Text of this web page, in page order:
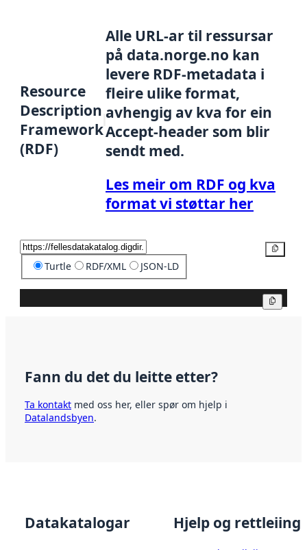
Resource
Description
Framework
(RDF)
Alle URL-ar til ressursar
på data.norge.no kan
levere RDF-metadata i
fleire ulike format,
avhengig av kva for ein
Accept-header som blir
sendt med.
Les meir om RDF og kva
format vi støttar her
Turtle RDF/XML JSON-LD
Fann du det du leitte etter?
Ta kontakt med oss her, eller spør om hjelp i
Datalandsbyen.
Datakatalogar Hjelp og rettleiing